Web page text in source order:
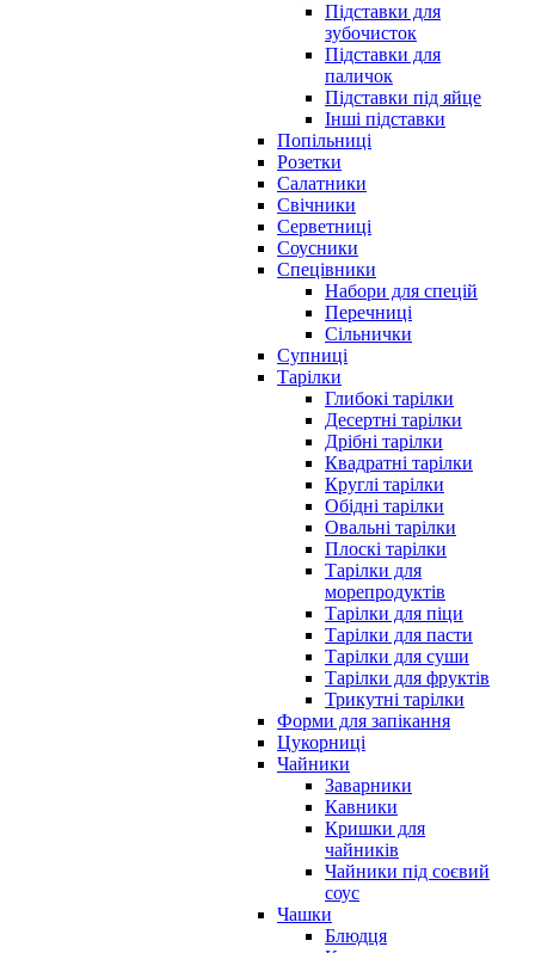
Підставки для
зубочисток
Підставки для
паличок
Підставки під яйце
Інші підставки
Попільниці
Розетки
Салатники
Свічники
Серветниці
Соусники
Спецівники
Набори для спецій
Перечниці
Сільнички
Супниці
Тарілки
Глибокі тарілки
Десертні тарілки
Дрібні тарілки
Квадратні тарілки
Круглі тарілки
Обідні тарілки
Овальні тарілки
Плоскі тарілки
Тарілки для
морепродуктів
Тарілки для піци
Тарілки для пасти
Тарілки для суши
Тарілки для фруктів
Трикутні тарілки
Форми для запікання
Цукорниці
Чайники
Заварники
Кавники
Кришки для
чайників
Чайники під соєвий
соус
Чашки
Блюдця